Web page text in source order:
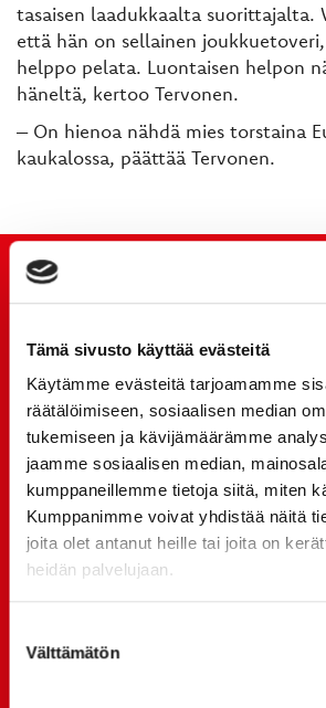
Tämä sivusto käyttää evästeitä
Käytämme evästeitä tarjoamamme
räätälöimiseen, sosiaalisen median
tukemiseen ja kävijämäärämme
jaamme sosiaalisen median,
kumppaneillemme tietoja siitä, miten
Kumppanimme voivat yhdistää näitä
joita olet antanut heille tai joita on
heidän palvelujaan.
valinta
Välttämätön
tasaisen laadukkaalta suorittajalta.
että hän on sellainen
helppo pelata. Luontaisen helpon
häneltä, kertoo Tervonen.
– On hienoa nähdä mies torstaina
kaukalossa, päättää Tervonen.
JOKERIT-OTTELUN LIPUT
21.7. 12:00 - ENNAKKOKYSYNTÄ
20.07.
TULE MUKAAN
LIIKUNTALEIKKIKOULUUN
15.07.
SPORT-ÄSSÄT JA KOKO
TO 13.8. - LIPUT NYT
pääyhteistyökumppanina